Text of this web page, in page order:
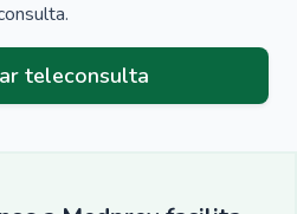
teleconsulta